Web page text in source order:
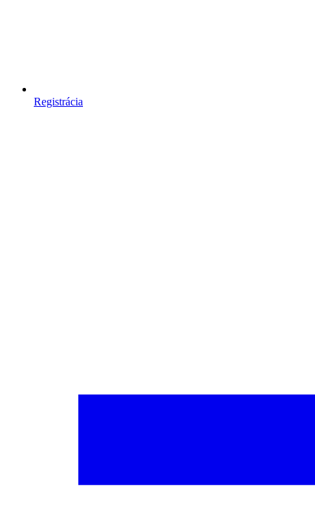
Registrácia